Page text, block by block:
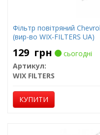
Фільтр повітряний
(вир-во WIX-FILTERS UA)
129 грн
сьогодні
Артикул:
WIX FILTERS
КУПИТИ